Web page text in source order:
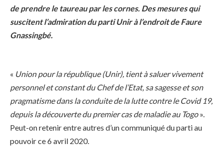
de prendre le taureau par les cornes. Des mesures qui
suscitent l’admiration du parti Unir à l’endroit de Faure
Gnassingbé.
« Union pour la république (Unir), tient à saluer vivement
personnel et constant du Chef de l’Etat, sa sagesse et son
pragmatisme dans la conduite de la lutte contre le Covid 19,
depuis la découverte du premier cas de maladie au Togo».
Peut-on retenir entre autres d’un communiqué du parti au
pouvoir ce 6 avril 2020.